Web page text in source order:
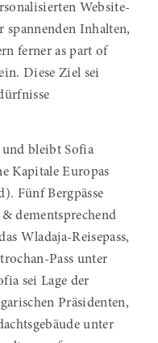
Website-
Inhalten,
ferner as part of
Diese Ziel sei
und bleibt Sofia
Kapitale Europas
Fünf Bergpässe
dementsprechend
Wladaja-Reisepass,
Pass unter
sei Lage der
Präsidenten,
unter